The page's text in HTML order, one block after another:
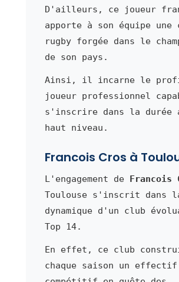
D'ailleurs, ce joueur
apporte à son équipe une
rugby forgée dans le
de son pays.
Ainsi, il incarne le
joueur professionnel
s'inscrire dans la durée
haut niveau.
Francois Cros à
L'engagement de Francois
Toulouse s'inscrit dans
dynamique d'un club
Top 14.
En effet, ce club
chaque saison un effectif